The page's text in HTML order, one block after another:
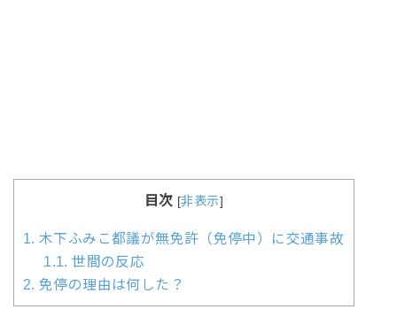
目次 [非表示]
1. 木下ふみこ都議が無免許（免停中）に交通事故
1.1. 世間の反応
2. 免停の理由は何した？